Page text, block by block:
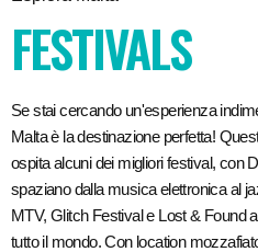
FESTIVALS
Se stai cercando un'esperienza
Malta è la destinazione perfetta!
ospita alcuni dei migliori festival, con
spaziano dalla musica elettronica al
MTV, Glitch Festival e Lost & Found
tutto il mondo. Con location